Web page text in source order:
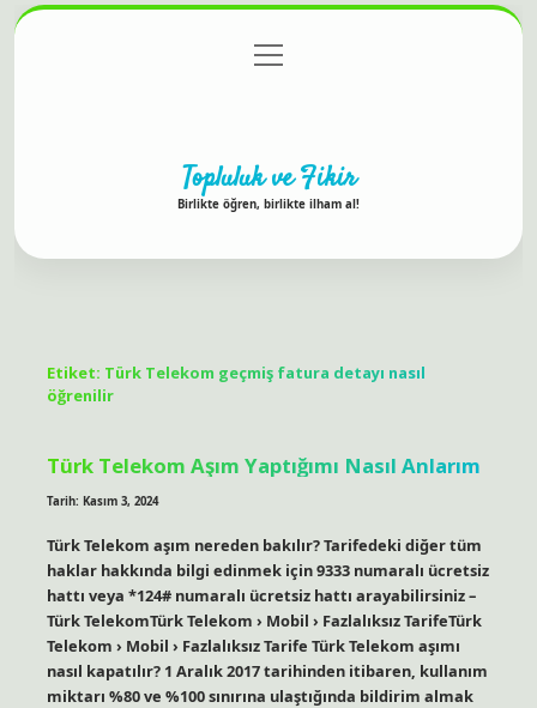
Gizlilik Politikası
menüyü
aç
Topluluk ve Fikir
Birlikte öğren, birlikte ilham al!
Etiket: Türk Telekom geçmiş fatura detayı nasıl
öğrenilir
Türk Telekom Aşım Yaptığımı Nasıl Anlarım
Tarih: Kasım 3, 2024
Türk Telekom aşım nereden bakılır? Tarifedeki diğer tüm
haklar hakkında bilgi edinmek için 9333 numaralı ücretsiz
hattı veya *124# numaralı ücretsiz hattı arayabilirsiniz –
Türk TelekomTürk Telekom › Mobil › Fazlalıksız TarifeTürk
Telekom › Mobil › Fazlalıksız Tarife Türk Telekom aşımı
nasıl kapatılır? 1 Aralık 2017 tarihinden itibaren, kullanım
miktarı %80 ve %100 sınırına ulaştığında bildirim almak